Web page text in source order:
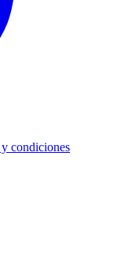
condiciones